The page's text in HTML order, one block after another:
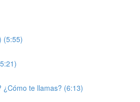
(5:55)
¿Cómo te llamas? (6:13)